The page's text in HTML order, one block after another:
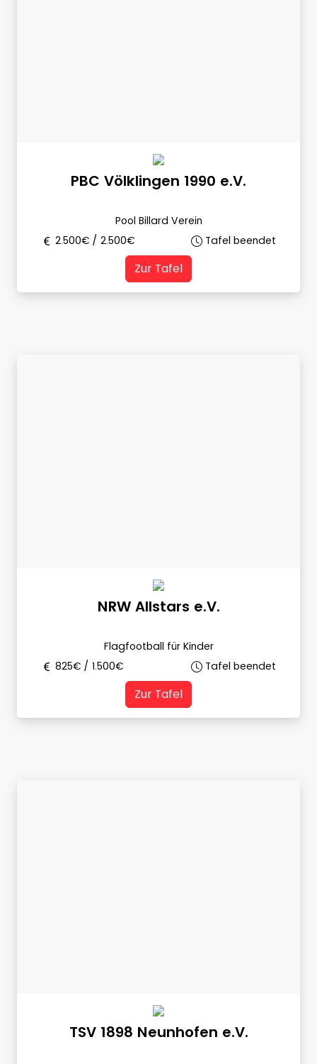
PBC Völklingen 1990 e.V.
Pool Billard Verein
2.500€ / 2.500€ Tafel beendet
Zur Tafel
NRW Allstars e.V.
Flagfootball für Kinder
825€ / 1.500€ Tafel beendet
Zur Tafel
TSV 1898 Neunhofen e.V.